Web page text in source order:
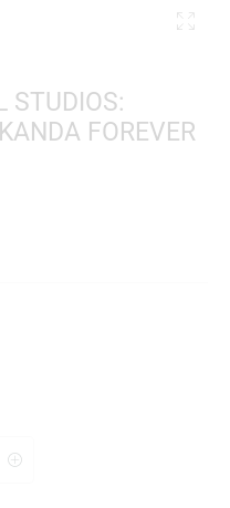
STUDIOS:
FOREVER